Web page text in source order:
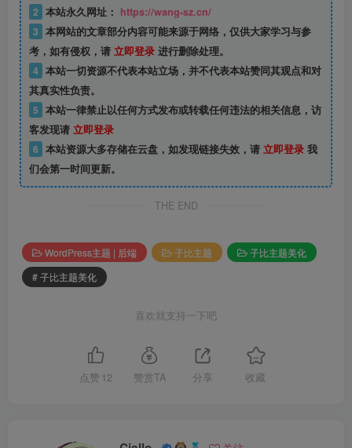
2 本站永久网址： https://wang-sz.cn/
3 本网站的文章部分内容可能来源于网络，仅供大家学习与参
考，如有侵权，请 立即登录 进行删除处理。
4 本站一切资源不代表本站立场，并不代表本站赞同其观点和对
其真实性负责。
5 本站一律禁止以任何方式发布或转载任何违法的相关信息，访
客发现请 立即登录
6 本站资源大多存储在云盘，如发现链接失效，请 立即登录 我
们会第一时间更新。
THE END
WordPress主题 | 后端 子比主题
子比主题美化
# 子比主题美化
喜欢就支持一下吧
点赞 12 赞赏TA 分享 收藏